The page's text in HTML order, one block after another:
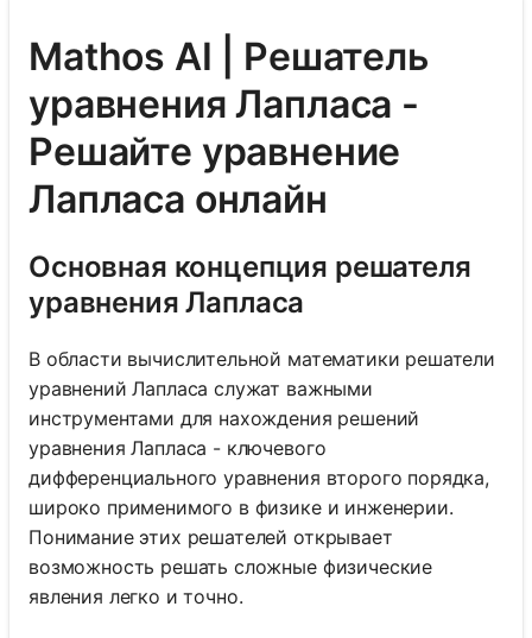
Mathos AI | Решатель
уравнения Лапласа -
Решайте уравнение
Лапласа онлайн
Основная концепция решателя
уравнения Лапласа
В области вычислительной математики решатели
уравнений Лапласа служат важными
инструментами для нахождения решений
уравнения Лапласа - ключевого
дифференциального уравнения второго порядка,
широко применимого в физике и инженерии.
Понимание этих решателей открывает
возможность решать сложные физические
явления легко и точно.